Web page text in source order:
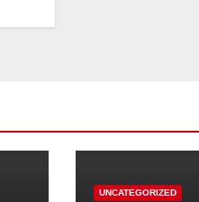
UNCATEGORIZED